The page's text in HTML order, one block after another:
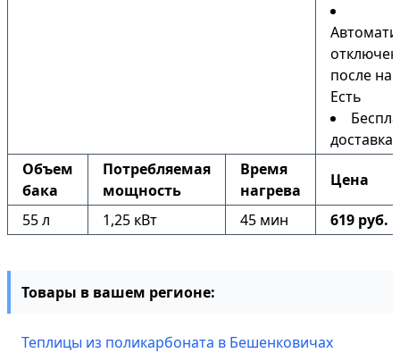
после
Есть
доставка
Объем
бака
Потребляемая
мощность
Время
нагрева
Цена
55 л 1,25 кВт 45 мин 619 руб.
Товары в вашем регионе:
Теплицы из поликарбоната в Бешенковичах